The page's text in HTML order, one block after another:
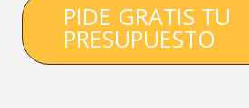
PIDE GRATIS TU
PRESUPUESTO